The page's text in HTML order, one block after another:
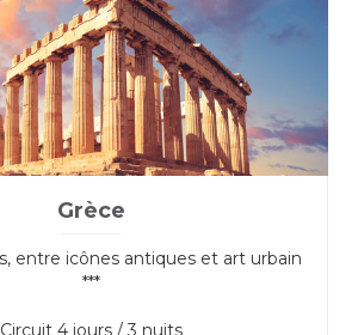
Grèce
entre icônes antiques et art urbain
***
Circuit 4 jours / 3 nuits